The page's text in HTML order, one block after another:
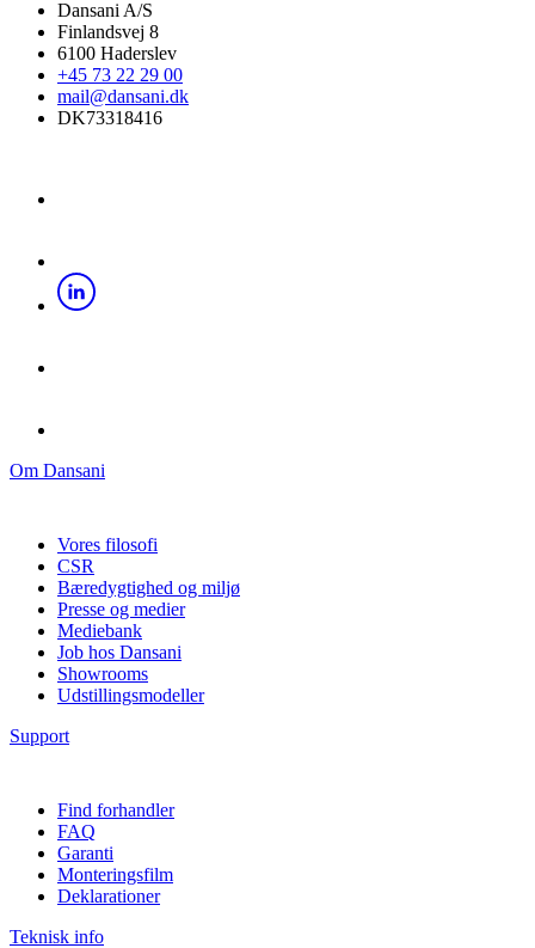
Dansani A/S
Finlandsvej 8
6100 Haderslev
+45 73 22 29 00
mail@dansani.dk
DK73318416
Om Dansani
Vores filosofi
CSR
Bæredygtighed og miljø
Presse og medier
Mediebank
Job hos Dansani
Showrooms
Udstillingsmodeller
Support
Find forhandler
FAQ
Garanti
Monteringsfilm
Deklarationer
Teknisk info